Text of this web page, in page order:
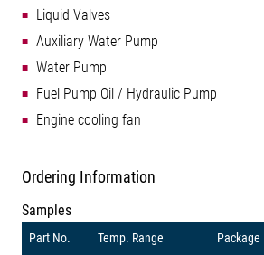
Liquid Valves
Auxiliary Water Pump
Water Pump
Fuel Pump Oil / Hydraulic Pump
Engine cooling fan
Ordering Information
Samples
Part No. Temp. Range Package